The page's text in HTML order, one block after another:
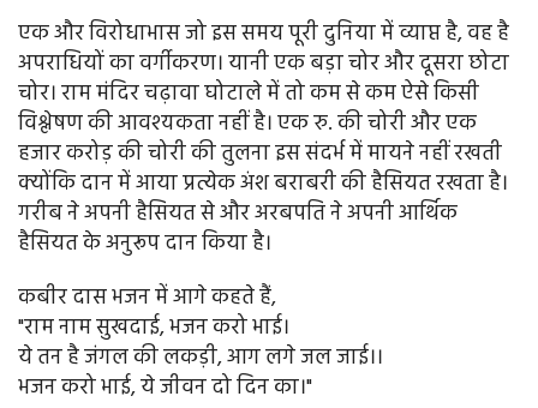
एक और विरोधाभास जो इस समय पूरी दुनिया में व्याप्त है, वह है
अपराधियों का वर्गीकरण। यानी एक बड़ा चोर और दूसरा छोटा
चोर। राम मंदिर चढ़ावा घोटाले में तो कम से कम ऐसे किसी
विश्लेषण की आवश्यकता नहीं है। एक रु. की चोरी और एक
हजार करोड़ की चोरी की तुलना इस संदर्भ में मायने नहीं रखती
क्योंकि दान में आया प्रत्येक अंश बराबरी की हैसियत रखता है।
गरीब ने अपनी हैसियत से और अरबपति ने अपनी आर्थिक
हैसियत के अनुरूप दान किया है।
कबीर दास भजन में आगे कहते हैं,
"राम नाम सुखदाई, भजन करो भाई।
ये तन है जंगल की लकड़ी, आग लगे जल जाई।।
भजन करो भाई, ये जीवन दो दिन का।"